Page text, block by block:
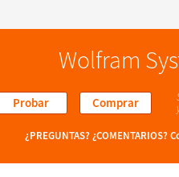
Wolfram
Probar Comprar
¿PREGUNTAS? ¿COMENTARIOS?